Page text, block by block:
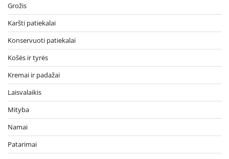
Grožis
Karšti patiekalai
Konservuoti patiekalai
Košės ir tyrės
Kremai ir padažai
Laisvalaikis
Mityba
Namai
Patarimai